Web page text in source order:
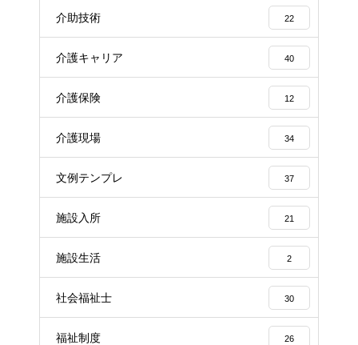
介助技術 22
介護キャリア 40
介護保険 12
介護現場 34
文例テンプレ 37
施設入所 21
施設生活 2
社会福祉士 30
福祉制度 26